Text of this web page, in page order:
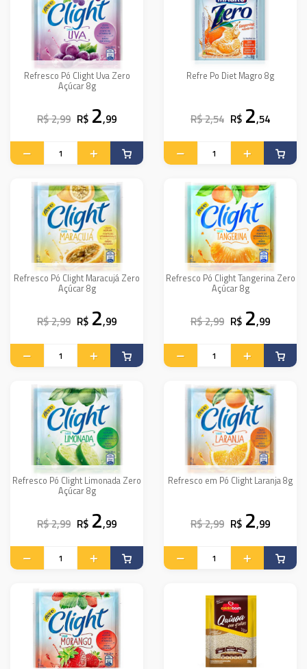
Refresco Pó Clight Uva Zero
Açúcar 8g
R$ 2,99 R$ 2,99
Refre Po Diet Magro 8g
R$ 2,54 R$ 2,54
Refresco Pó Clight Maracujá Zero
Açúcar 8g
R$ 2,99 R$ 2,99
Refresco Pó Clight Tangerina Zero
Açúcar 8g
R$ 2,99 R$ 2,99
Refresco Pó Clight Limonada Zero
Açúcar 8g
R$ 2,99 R$ 2,99
Refresco em Pó Clight Laranja 8g
R$ 2,99 R$ 2,99